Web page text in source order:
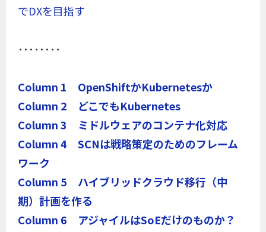
でDXを目指す
････････
Column 1 OpenShiftかKubernetesか
Column 2 どこでもKubernetes
Column 3 ミドルウェアのコンテナ化対応
Column 4 SCNは戦略策定のためのフレーム
ワーク
Column 5 ハイブリッドクラウド移行（中
期）計画を作る
Column 6 アジャイルはSoEだけのものか？